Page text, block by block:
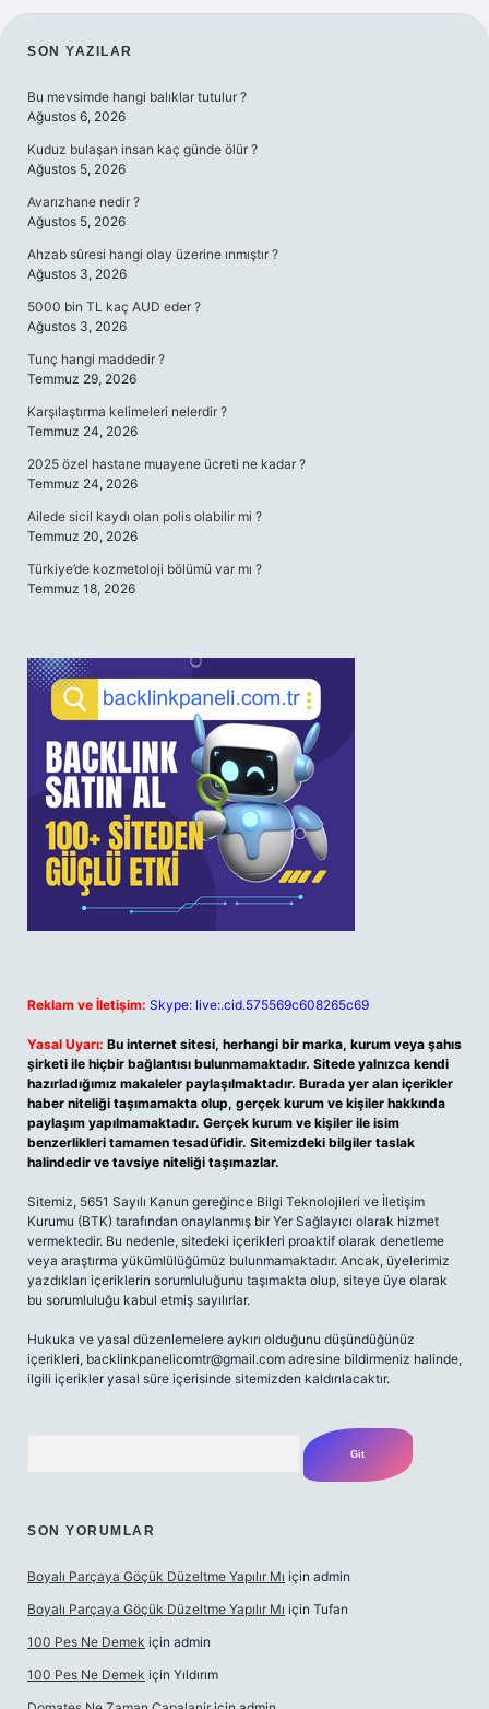
SIDEBAR
SON YAZILAR
Bu mevsimde hangi balıklar tutulur ?
Ağustos 6, 2026
Kuduz bulaşan insan kaç günde ölür ?
Ağustos 5, 2026
Avarızhane nedir ?
Ağustos 5, 2026
Ahzab sûresi hangi olay üzerine ınmıştır ?
Ağustos 3, 2026
5000 bin TL kaç AUD eder ?
Ağustos 3, 2026
Tunç hangi maddedir ?
Temmuz 29, 2026
Karşılaştırma kelimeleri nelerdir ?
Temmuz 24, 2026
2025 özel hastane muayene ücreti ne kadar ?
Temmuz 24, 2026
Ailede sicil kaydı olan polis olabilir mi ?
Temmuz 20, 2026
Türkiye’de kozmetoloji bölümü var mı ?
Temmuz 18, 2026
Reklam ve İletişim: Skype: live:.cid.575569c608265c69
Yasal Uyarı: Bu internet sitesi, herhangi bir marka, kurum veya şahıs
şirketi ile hiçbir bağlantısı bulunmamaktadır. Sitede yalnızca kendi
hazırladığımız makaleler paylaşılmaktadır. Burada yer alan içerikler
haber niteliği taşımamakta olup, gerçek kurum ve kişiler hakkında
paylaşım yapılmamaktadır. Gerçek kurum ve kişiler ile isim
benzerlikleri tamamen tesadüfidir. Sitemizdeki bilgiler taslak
halindedir ve tavsiye niteliği taşımazlar.
Sitemiz, 5651 Sayılı Kanun gereğince Bilgi Teknolojileri ve İletişim
Kurumu (BTK) tarafından onaylanmış bir Yer Sağlayıcı olarak hizmet
vermektedir. Bu nedenle, sitedeki içerikleri proaktif olarak denetleme
veya araştırma yükümlülüğümüz bulunmamaktadır. Ancak, üyelerimiz
yazdıkları içeriklerin sorumluluğunu taşımakta olup, siteye üye olarak
bu sorumluluğu kabul etmiş sayılırlar.
Hukuka ve yasal düzenlemelere aykırı olduğunu düşündüğünüz
içerikleri, backlinkpanelicomtr@gmail.com adresine bildirmeniz halinde,
ilgili içerikler yasal süre içerisinde sitemizden kaldırılacaktır.
SON YORUMLAR
Boyalı Parçaya Göçük Düzeltme Yapılır Mı için admin
Boyalı Parçaya Göçük Düzeltme Yapılır Mı için Tufan
100 Pes Ne Demek için admin
100 Pes Ne Demek için Yıldırım